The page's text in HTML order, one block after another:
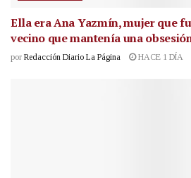
Ella era Ana Yazmín, mujer que
vecino que mantenía una
por Redacción Diario La Página HACE 1 DÍA